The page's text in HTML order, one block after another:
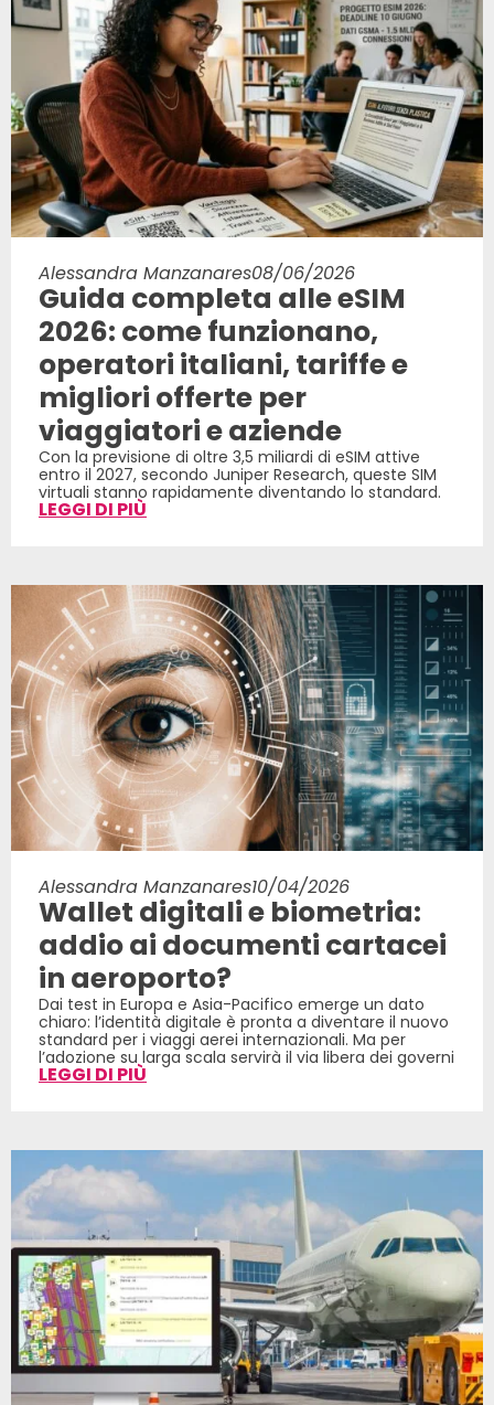
Alessandra Manzanares08/06/2026
Guida completa alle eSIM
2026: come funzionano,
operatori italiani, tariffe e
migliori offerte per
viaggiatori e aziende
Con la previsione di oltre 3,5 miliardi di eSIM attive
entro il 2027, secondo Juniper Research, queste SIM
virtuali stanno rapidamente diventando lo standard.
LEGGI DI PIÙ
Alessandra Manzanares10/04/2026
Wallet digitali e biometria:
addio ai documenti cartacei
in aeroporto?
Dai test in Europa e Asia-Pacifico emerge un dato
chiaro: l’identità digitale è pronta a diventare il nuovo
standard per i viaggi aerei internazionali. Ma per
l’adozione su larga scala servirà il via libera dei governi
LEGGI DI PIÙ